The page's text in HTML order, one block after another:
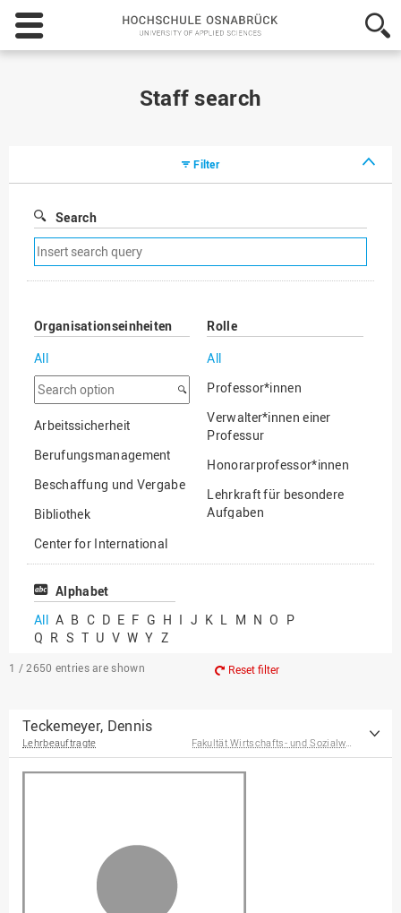
Hochschule
Osnabrück
-
Staff search
Filter
Search
Remove
search
filter
Organisationseinheiten
All
Search
option
Arbeitssicherheit
Berufungsmanagement
Beschaffung und Vergabe
Bibliothek
Center for International
Mobility
Center for International
Chancengerechtigkeit
eLearning Competence
EU-Büro
Fakultät
Agrarwissenschaften und
und Informatik
Fakultät Management,
Kultur und Technik
Rolle
All
Professor*innen
Verwalter*innen einer
Professur
Honorarprofessor*innen
Lehrkraft für besondere
Aufgaben
Professor*innen im
Alphabet
All A B C D E F G H I J K L M N O P
Q R S T U V W Y Z
1 / 2650 entries are shown Reset filter
Teckemeyer, Dennis
Lehrbeauftragte